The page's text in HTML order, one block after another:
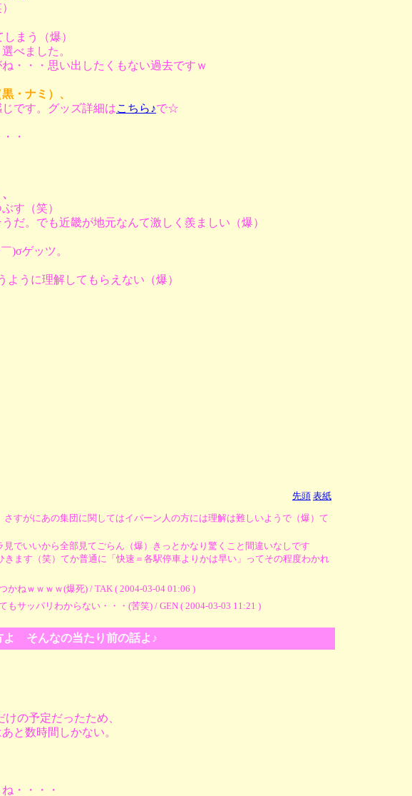
まう（爆）
べました。
・・・思い出したくもない過去ですｗ
・ナミ）、
です。グッズ詳細はこちら♪で☆
・
す（笑）
だ。でも近畿が地元なんて激しく羨ましい（爆）
)σゲッツ。
うに理解してもらえない（爆）
先頭 表紙
すがにあの集団に関してはイパーン人の方には理解は難しいようで（爆）て
でいいから全部見てごらん（爆）きっとかなり驚くこと間違いなしです
ます（笑）てか普通に「快速＝各駅停車よりかは早い」ってその程度わかれ
ねｗｗｗｗ(爆死) / TAK ( 2004-03-04 01:06 )
サッパリわからない・・・(苦笑) / GEN ( 2004-03-03 11:21 )
よ そんなの当たり前の話よ♪
けの予定だったため、
と数時間しかない。
・・・・